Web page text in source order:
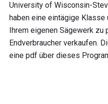
University of Wisconsin-
haben eine eintägige
Ihrem eigenen Sägewerk
Endverbraucher verkaufen.
eine pdf über dieses